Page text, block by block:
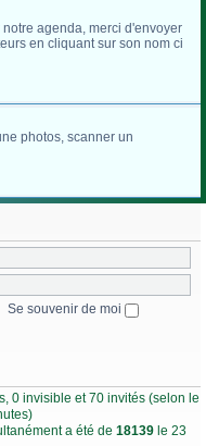
agenda, merci d'envoyer
en cliquant sur son nom ci
photos, scanner un
Se souvenir de moi
0 invisible et 70 invités (selon le
a été de 18139 le 23